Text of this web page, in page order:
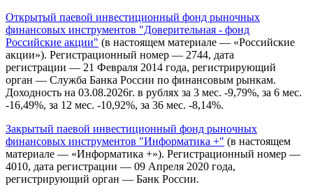
Открытый паевой инвестиционный фонд рыночных
финансовых инструментов "Доверительная - фонд
Российские акции" (в настоящем материале — «Российские
акции»). Регистрационный номер — 2744, дата
регистрации — 21 Февраля 2014 года, регистрирующий
орган — Служба Банка России по финансовым рынкам.
Доходность на 03.08.2026г. в рублях за 3 мес. -9,79%, за 6 мес.
-16,49%, за 12 мес. -10,92%, за 36 мес. -8,14%.
Закрытый паевой инвестиционный фонд рыночных
финансовых инструментов "Информатика +" (в настоящем
материале — «Информатика +»). Регистрационный номер —
4010, дата регистрации — 09 Апреля 2020 года,
регистрирующий орган — Банк России.